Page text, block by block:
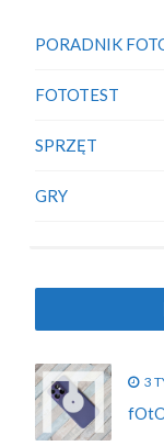
PORADNIK
FOTOTEST
SPRZĘT
GRY
3